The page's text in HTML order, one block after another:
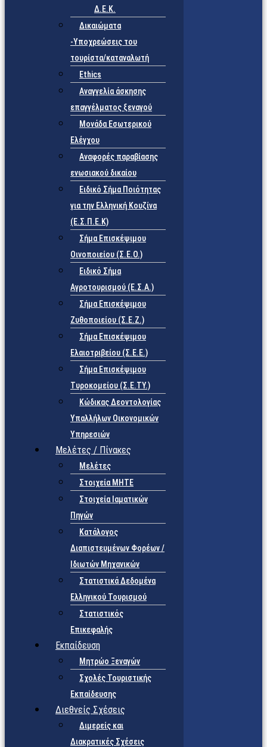
Δ.Ε.Κ.
Δικαιώματα
-Υποχρεώσεις του
τουρίστα/καταναλωτή
Ethics
Αναγγελία άσκησης
επαγγέλματος ξεναγού
Μονάδα Εσωτερικού
Ελέγχου
Αναφορές παραβίασης
ενωσιακού δικαίου
Ειδικό Σήμα Ποιότητας
για την Ελληνική Κουζίνα
(Ε.Σ.Π.Ε.Κ)
Σήμα Επισκέψιμου
Οινοποιείου (Σ.Ε.Ο.)
Ειδικό Σήμα
Αγροτουρισμού (Ε.Σ.Α.)
Σήμα Επισκέψιμου
Ζυθοποιείου (Σ.Ε.Ζ.)
Σήμα Επισκέψιμου
Ελαιοτριβείου (Σ.Ε.Ε.)
Σήμα Επισκέψιμου
Τυροκομείου (Σ.Ε.TY.)
Κώδικας Δεοντολογίας
Υπαλλήλων Οικονομικών
Υπηρεσιών
Μελέτες / Πίνακες
Μελέτες
Στοιχεία ΜΗΤΕ
Στοιχεία Ιαματικών
Πηγών
Κατάλογος
Διαπιστευμένων Φορέων /
Ιδιωτών Μηχανικών
Στατιστικά Δεδομένα
Ελληνικού Τουρισμού
Στατιστικός
Επικεφαλής
Εκπαίδευση
Μητρώο Ξεναγών
Σχολές Τουριστικής
Εκπαίδευσης
Διεθνείς Σχέσεις
Διμερείς και
Διακρατικές Σχέσεις